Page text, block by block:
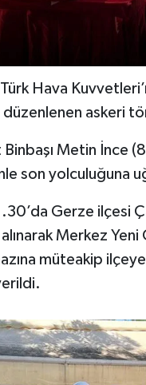
Türk Hava
düzenlenen askeri
Metin İnce
son yolculuğuna
Gerze ilçesi
Merkez
müteakip